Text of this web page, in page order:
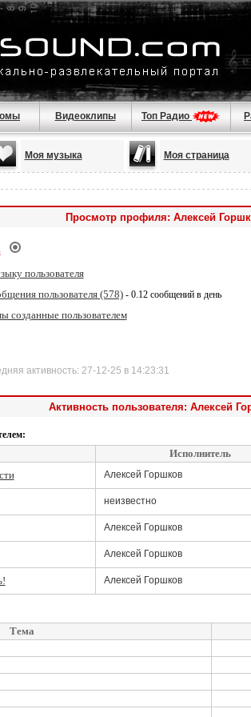
Видеоклипы Топ Радио
Моя музыка Моя страница
Просмотр профиля: Алексей
пользователя
пользователя (578)- 0.12 сообщений в день
созданные пользователем
активность: 27-12-25 в 14:23:31
Активность пользователя: Алексей
Исполнитель
Алексей Горшков
неизвестно
Алексей Горшков
Алексей Горшков
Алексей Горшков
Тема